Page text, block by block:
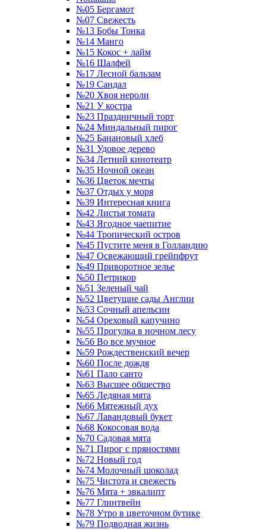
№05 Бергамот
№07 Свежесть
№13 Бобы Тонка
№14 Манго
№15 Кокос + лайм
№16 Шалфей
№17 Лесной бальзам
№19 Сандал
№20 Хвоя нероли
№21 У костра
№23 Праздничный торт
№24 Миндальный пирог
№25 Банановый хлеб
№31 Удовое дерево
№34 Летний кинотеатр
№35 Ночной океан
№36 Цветок мечты
№37 Отдых у моря
№39 Интересная книга
№42 Листья томата
№43 Ягодное чаепитие
№44 Тропический остров
№45 Пустите меня в Голландию
№47 Освежающий грейпфрут
№49 Приворотное зелье
№50 Петрикор
№51 Зеленый чай
№52 Цветущие сады Англии
№53 Сочный апельсин
№54 Ореховый капучино
№55 Прогулка в ночном лесу
№56 Во все мучное
№59 Рождественский вечер
№60 После дождя
№61 Пало санто
№63 Высшее общество
№65 Ледяная мята
№66 Мятежный дух
№67 Лавандовый букет
№68 Кокосовая вода
№70 Садовая мята
№71 Пирог с пряностями
№72 Новый год
№74 Молочный шоколад
№75 Чистота и свежесть
№76 Мята + эвкалипт
№77 Глинтвейн
№78 Утро в цветочном бутике
№79 Подводная жизнь